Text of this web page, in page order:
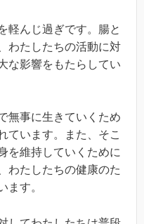
軽んじ過ぎです。腸と
わたしたちの活動に対
な影響をもたらしてい
無事に生きていくため
ています。また、そこ
を維持していくために
わたしたちの健康のた
ます。